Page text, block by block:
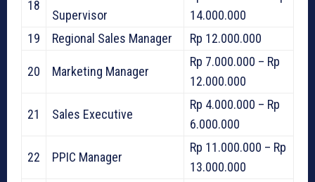
18
Supervisor
14.000.000
19
Regional Sales Manager Rp 12.000.000
20 Marketing Manager
Rp 7.000.000 – Rp
12.000.000
21 Sales Executive
Rp 4.000.000 – Rp
6.000.000
22 PPIC Manager
Rp 11.000.000 – Rp
13.000.000